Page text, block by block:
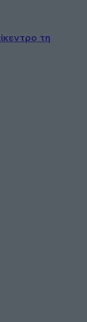
τη